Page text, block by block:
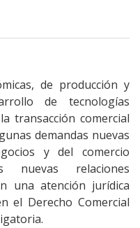
de producción y
de tecnologías
transacción comercial
demandas nuevas
y del comercio
nuevas relaciones
una atención jurídica
el Derecho Comercial